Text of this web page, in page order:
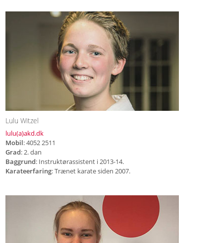
Lulu Witzel
lulu(a)akd.dk
Mobil: 4052 2511
Grad: 2. dan
Baggrund: Instruktørassistent i 2013-14.
Karateerfaring: Trænet karate siden 2007.